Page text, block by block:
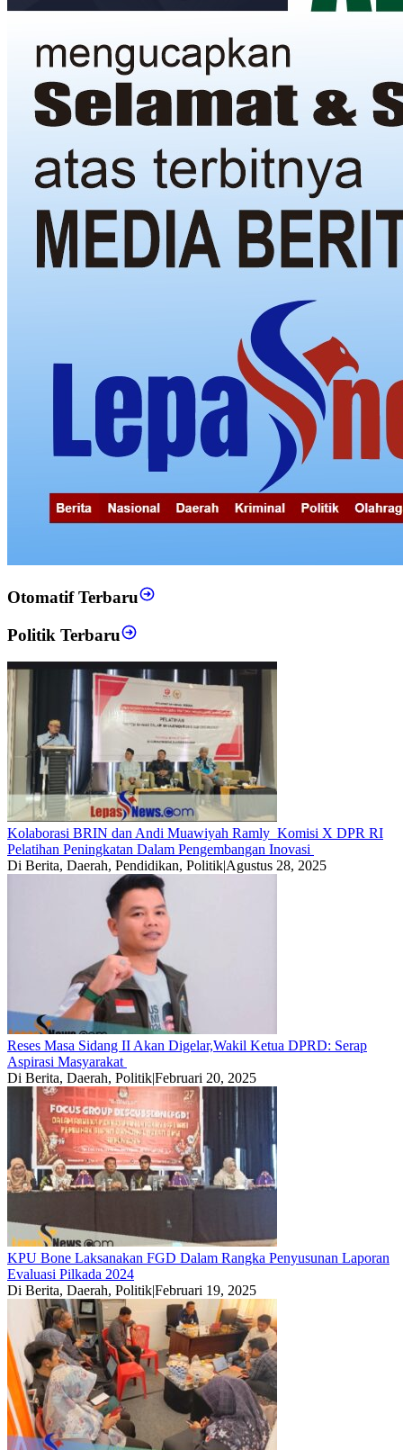
Otomatif Terbaru
Politik Terbaru
Kolaborasi BRIN dan Andi Muawiyah Ramly Komisi X DPR RI
Pelatihan Peningkatan Dalam Pengembangan Inovasi
Di Berita, Daerah, Pendidikan, Politik|Agustus 28, 2025
Reses Masa Sidang II Akan Digelar,Wakil Ketua DPRD: Serap
Aspirasi Masyarakat
Di Berita, Daerah, Politik|Februari 20, 2025
KPU Bone Laksanakan FGD Dalam Rangka Penyusunan Laporan
Evaluasi Pilkada 2024
Di Berita, Daerah, Politik|Februari 19, 2025